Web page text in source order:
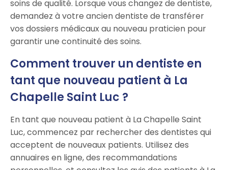
soins de qualité. Lorsque vous changez de dentiste,
demandez à votre ancien dentiste de transférer
vos dossiers médicaux au nouveau praticien pour
garantir une continuité des soins.
Comment trouver un dentiste en
tant que nouveau patient à La
Chapelle Saint Luc ?
En tant que nouveau patient à La Chapelle Saint
Luc, commencez par rechercher des dentistes qui
acceptent de nouveaux patients. Utilisez des
annuaires en ligne, des recommandations